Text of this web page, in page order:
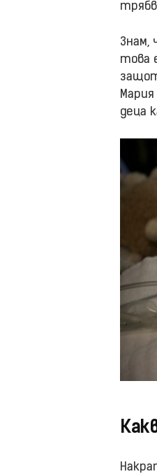
Знам,
това
деца